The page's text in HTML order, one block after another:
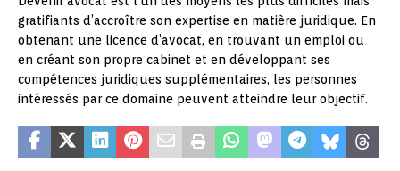
gratifiants d’accroître son expertise en matière juridique. En
obtenant une licence d’avocat, en trouvant un emploi ou
en créant son propre cabinet et en développant ses
compétences juridiques supplémentaires, les personnes
intéressés par ce domaine peuvent atteindre leur objectif.